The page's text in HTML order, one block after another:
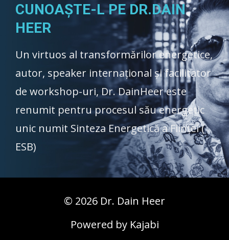
CUNOAȘTE-L PE DR.DAIN
HEER
Un virtuos al transformărilor energetice,
autor, speaker internațional și facilitator
de workshop-uri, Dr. DainHeer este
renumit pentru procesul său energetic
unic numit Sinteza Energetică a Ființei (
ESB)
© 2026 Dr. Dain Heer
Powered by Kajabi